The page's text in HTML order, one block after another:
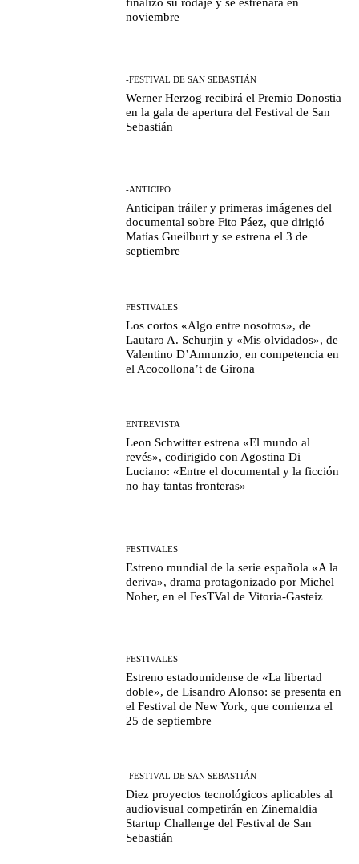
noviembre
-FESTIVAL DE SAN SEBASTIÁN
Werner Herzog recibirá el Premio Donostia
en la gala de apertura del Festival de San
Sebastián
-ANTICIPO
Anticipan tráiler y primeras imágenes del
documental sobre Fito Páez, que dirigió
Matías Gueilburt y se estrena el 3 de
septiembre
FESTIVALES
Los cortos «Algo entre nosotros», de
Lautaro A. Schurjin y «Mis olvidados», de
Valentino D’Annunzio, en competencia en
el Acocollona’t de Girona
ENTREVISTA
Leon Schwitter estrena «El mundo al
revés», codirigido con Agostina Di
Luciano: «Entre el documental y la ficción
no hay tantas fronteras»
FESTIVALES
Estreno mundial de la serie española «A la
deriva», drama protagonizado por Michel
Noher, en el FesTVal de Vitoria-Gasteiz
FESTIVALES
Estreno estadounidense de «La libertad
doble», de Lisandro Alonso: se presenta en
el Festival de New York, que comienza el
25 de septiembre
-FESTIVAL DE SAN SEBASTIÁN
Diez proyectos tecnológicos aplicables al
audiovisual competirán en Zinemaldia
Startup Challenge del Festival de San
Sebastián